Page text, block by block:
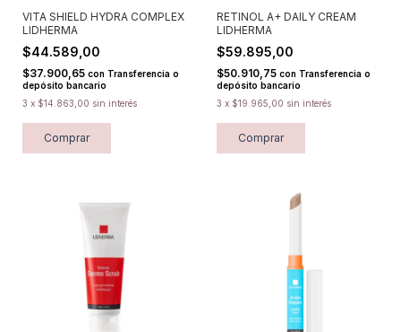
VITA SHIELD HYDRA COMPLEX
LIDHERMA
$44.589,00
$37.900,65 con Transferencia o
depósito bancario
3 x $14.863,00 sin interés
Comprar
RETINOL A+ DAILY CREAM
LIDHERMA
$59.895,00
$50.910,75 con Transferencia o
depósito bancario
3 x $19.965,00 sin interés
Comprar